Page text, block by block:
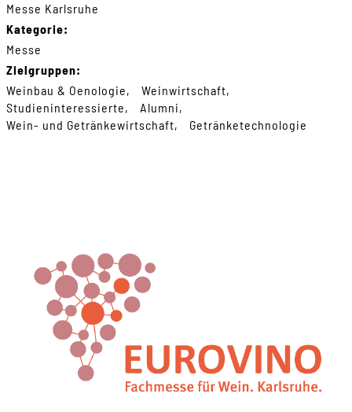
Messe Karlsruhe
Kategorie:
Messe
Zielgruppen:
Weinbau & Oenologie
Weinwirtschaft
Studieninteressierte
Alumni
Wein- und Getränkewirtschaft
Getränketechnologie